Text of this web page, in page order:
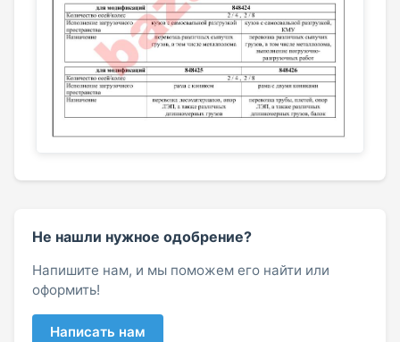
Не нашли нужное одобрение?
Напишите нам, и мы поможем его найти или
оформить!
Написать нам